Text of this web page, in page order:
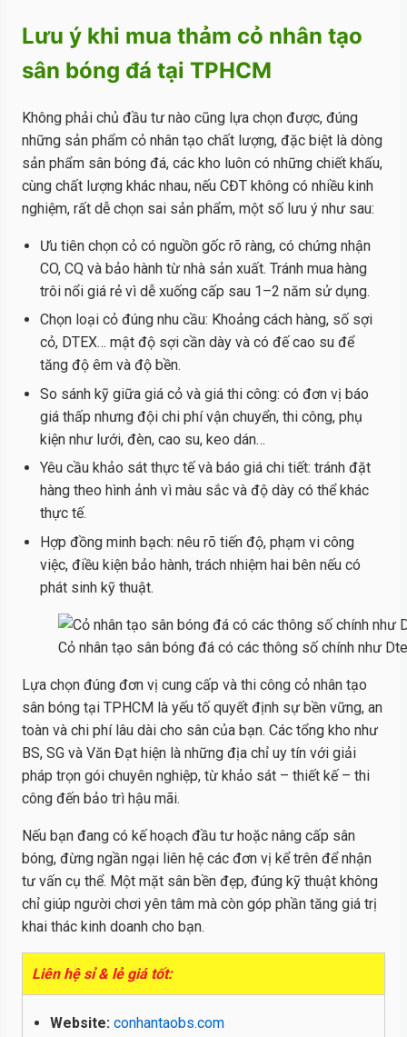
Lưu ý khi mua thảm cỏ nhân tạo
sân bóng đá tại TPHCM
Không phải chủ đầu tư nào cũng lựa chọn được, đúng
những sản phẩm cỏ nhân tạo chất lượng, đặc biệt là dòng
sản phẩm sân bóng đá, các kho luôn có những chiết khấu,
cùng chất lượng khác nhau, nếu CĐT không có nhiều kinh
nghiệm, rất dễ chọn sai sản phẩm, một số lưu ý như sau:
Ưu tiên chọn cỏ có nguồn gốc rõ ràng, có chứng nhận
CO, CQ và bảo hành từ nhà sản xuất. Tránh mua hàng
trôi nổi giá rẻ vì dễ xuống cấp sau 1–2 năm sử dụng.
Chọn loại cỏ đúng nhu cầu: Khoảng cách hàng, số sợi
cỏ, DTEX… mật độ sợi cần dày và có đế cao su để
tăng độ êm và độ bền.
So sánh kỹ giữa giá cỏ và giá thi công: có đơn vị báo
giá thấp nhưng đội chi phí vận chuyển, thi công, phụ
kiện như lưới, đèn, cao su, keo dán…
Yêu cầu khảo sát thực tế và báo giá chi tiết: tránh đặt
hàng theo hình ảnh vì màu sắc và độ dày có thể khác
thực tế.
Hợp đồng minh bạch: nêu rõ tiến độ, phạm vi công
việc, điều kiện bảo hành, trách nhiệm hai bên nếu có
phát sinh kỹ thuật.
Cỏ nhân tạo sân bóng đá có các thông số chính như
Lựa chọn đúng đơn vị cung cấp và thi công cỏ nhân tạo
sân bóng tại TPHCM là yếu tố quyết định sự bền vững, an
toàn và chi phí lâu dài cho sân của bạn. Các tổng kho như
BS, SG và Văn Đạt hiện là những địa chỉ uy tín với giải
pháp trọn gói chuyên nghiệp, từ khảo sát – thiết kế – thi
công đến bảo trì hậu mãi.
Nếu bạn đang có kế hoạch đầu tư hoặc nâng cấp sân
bóng, đừng ngần ngại liên hệ các đơn vị kể trên để nhận
tư vấn cụ thể. Một mặt sân bền đẹp, đúng kỹ thuật không
chỉ giúp người chơi yên tâm mà còn góp phần tăng giá trị
khai thác kinh doanh cho bạn.
Liên hệ sỉ & lẻ giá tốt:
Website: conhantaobs.com